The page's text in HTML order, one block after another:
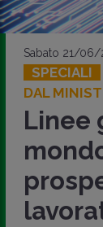
Sabato 21/06/
SPECIALI
DAL
Linee